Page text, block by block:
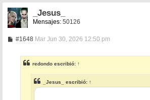
_Jesus_
Mensajes: 50126
#1648M
a
j
e
Mar Jun 30, 2026 12:50 pm
redondo escribió: ↑
_Jesus_ escribió: ↑